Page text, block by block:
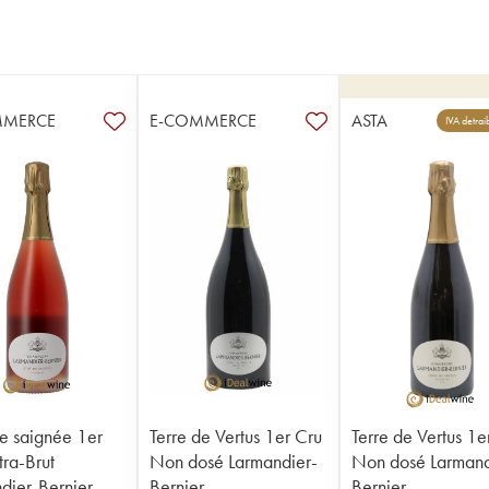
saignée 1er
Brut
E-COMMERCE
Terre de Vertus 1er Cru
Non dosé Larmandier-
ASTA IVA
Terre de Vertus
Non dosé